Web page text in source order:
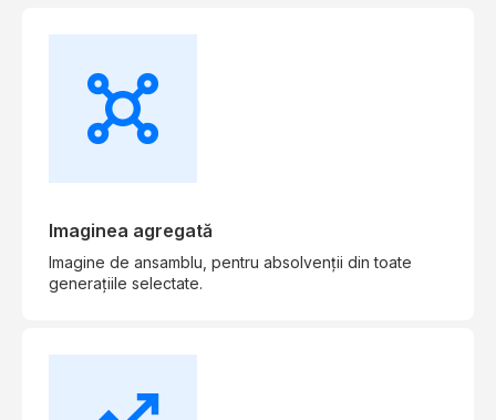
Imaginea agregată
Imagine de ansamblu, pentru absolvenții din toate
generațiile selectate.